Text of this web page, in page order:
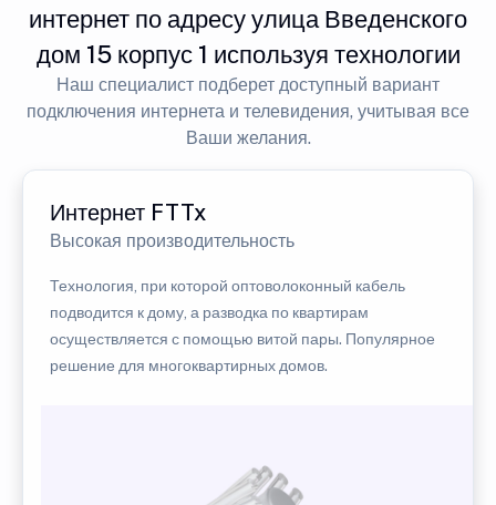
интернет по адресу улица Введенского
дом 15 корпус 1 используя технологии
Наш специалист подберет доступный вариант
подключения интернета и телевидения, учитывая все
Ваши желания.
Интернет FTTx
Высокая производительность
Технология, при которой оптоволоконный кабель
подводится к дому, а разводка по квартирам
осуществляется с помощью витой пары. Популярное
решение для многоквартирных домов.